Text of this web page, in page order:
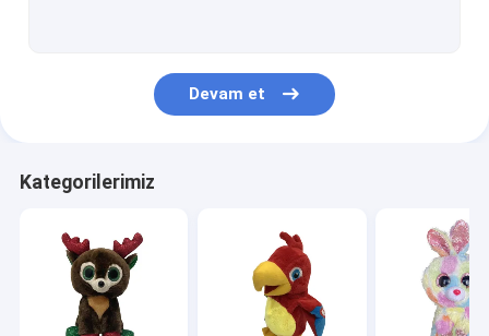
Devam et
Kategorilerimiz